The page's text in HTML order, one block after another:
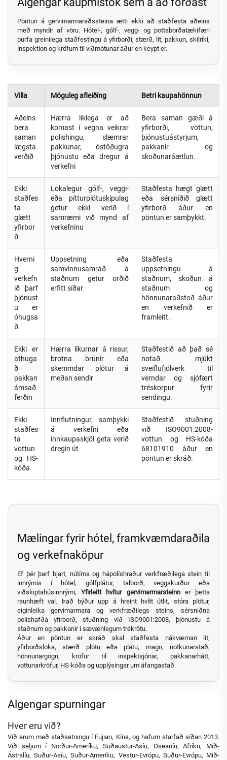
Pöntun á gervimarmaraðssteina ætti ekki að staðfesta aðeins
með myndir af vöru. Hótel-, gólf-, vegg- og pottaborðatækifæri
þurfa greinilega staðfestingu á yfirborði, stærð, lit, pakkun, skilríki,
inspektion og kröfum til viðmótunar áður en keypt er.
Villa Möguleg afleiðing Betri kaupahönnun
Aðeins
bera
saman
lægsta
verðið
Hærra líklega er að
komast í vegna veikrar
polishingu, slæmrar
pakkunar, óstöðugra
þjónustu eða dregur á
verkefni
Bera saman gæði á
yfirborði, vottun,
þjónustuástyrjum,
pakkanir og
skoðunaráætlun.
Ekki
staðfes
ta
glætt
yfirbor
ð
Lokalegur gólf-, veggi-
eða pítturplötuskipulag
getur ekki verið í
samræmi við mynd af
verkefninu
Staðfesta hægt glætt
eða sérsniðið glætt
yfirborð áður en
pöntun er samþykkt.
Hverni
g
verkefn
ið þarf
þjónust
u er
óhugsa
ð
Uppsetning eða
samvinnusamráð á
staðnum getur orðið
erfitt síðar
Staðfesta
uppsetningu á
staðnum, skoðun á
staðnum og
hönnunaraðstoð áður
en verkefnið er
framleitt.
Ekki er
athuga
ð
pakkan
ámsað
ferðin
Hærra líkurnar á rissur,
brotna brúnir eða
skemmdar plötur á
meðan sendir
Staðfestið að það sé
notað mjúkt
sveiflufjölverk til
verndar og sjófært
tréskorpur fyrir
sendingu.
Ekki
staðfes
ta
vottun
og HS-
kóða
Innflutningur, samþykki
á verkefni eða
innkaupaskjöl geta verið
dregin út
Staðfestið stuðning
við ISO9001:2008-
vottun og HS-kóða
68101910 áður en
pöntun er skráð.
Mælingar fyrir hótel, framkvæmdaraðila
og verkefnaköpur
Ef þér þarf bjart, nútíma og hápolíshraður verkfræðilega stein til
innrýmis í hótel, gólfplátur, talborð, veggskurður eða
viðskiptahúsinnrými,Yfirleitt hvítur gervimarmarsteinn er þetta
raunhæft val. Það býður upp á hreint hvítt útlit, stóra plötur,
eiginleika gervimarmara og verkfræðilegs steins, sérsniðna
políshafða yfirborð, stuðning við ISO9001:2008, þjónustu á
staðnum og pakkanir í sævænlegum trékrötu.
Áður en pöntun er skráð skal staðfesta nákvæman lit,
yfirborðsloka, stærð plötu eða plátu, magn, notkunarstað,
hönnunargögn, kröfur til inspektsjónar, pakkanarhátt,
vottunarkröfur, HS-kóða og upplýsingar um áfangastað.
Algengar spurningar
Hver eru við?
Við erum með staðsetningu í Fujian, Kína, og hafum starfað síðan 2013.
Við seljum í Norður-Ameríku, Suðaustur-Asíu, Oseaníu, Afríku, Mið-
Ástralíu, Suður-Asíu, Suður-Ameríku, Vestur-Evrópu, Suður-Evrópu, Mið-